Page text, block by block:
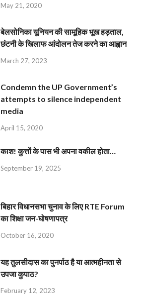
May 21, 2020
बेलसोनिका यूनियन की सामूहिक भूख हड़ताल,
छंटनी के खिलाफ आंदोलन तेज करने का आह्वान
March 27, 2023
Condemn the UP Government’s
attempts to silence independent
media
April 15, 2020
काश! कुत्तों के पास भी अपना वकील होता…
September 19, 2025
बिहार विधानसभा चुनाव के लिए RTE Forum
का शिक्षा जन-घोषणापत्र
October 16, 2020
यह तुलसीदास का पुनर्पाठ है या आत्महीनता से
उपजा कुपाठ?
February 12, 2023